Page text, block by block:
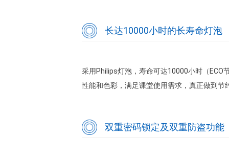
长达10000小时的长寿命灯泡
采用Philips灯泡，寿命可达10000小时（ECO
性能和色彩，满足课堂使用需求，真正做到节
双重密码锁定及双重防盗功能